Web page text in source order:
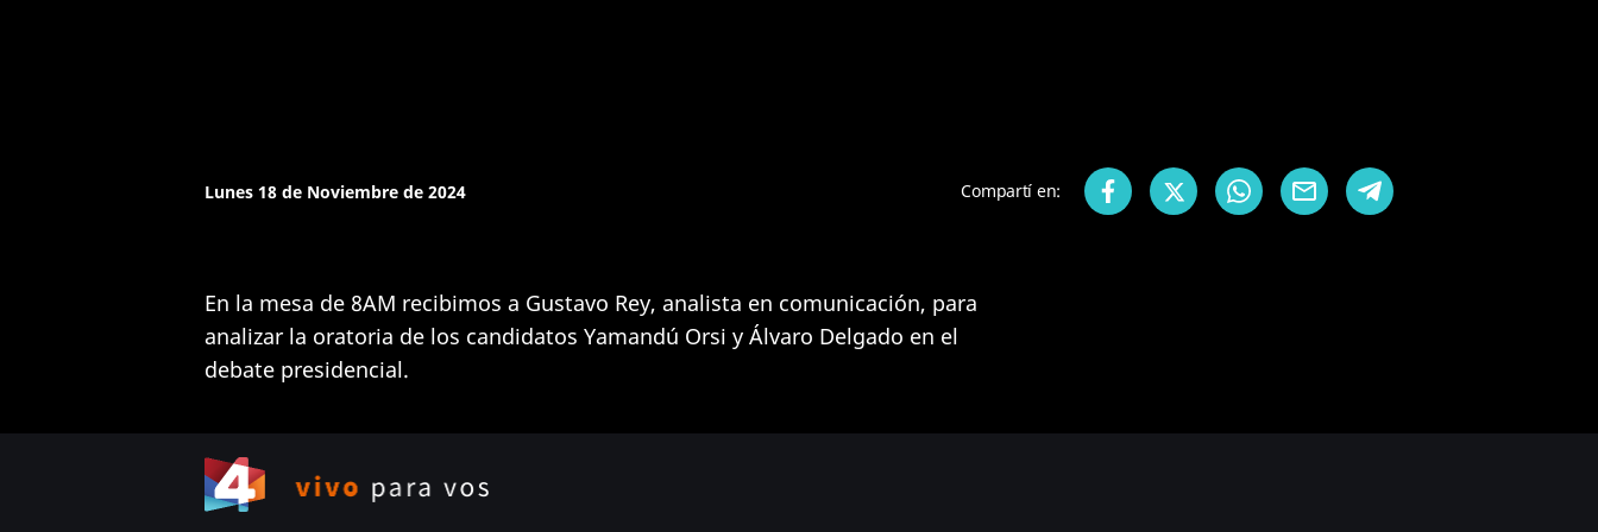
Lunes 18 de Noviembre de 2024 Compartí en:
En la mesa de 8AM recibimos a Gustavo Rey, analista en comunicación, para
analizar la oratoria de los candidatos Yamandú Orsi y Álvaro Delgado en el
debate presidencial.